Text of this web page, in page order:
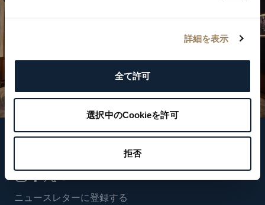
詳細を表示
全て許可
選択中のCookieを許可
拒否
ニュースレターに登録する